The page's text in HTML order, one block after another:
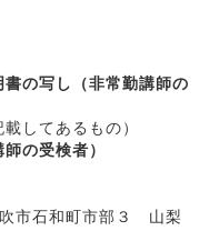
の写し（非常勤講師の
してあるもの）
の受検者）
石和町市部３ 山梨